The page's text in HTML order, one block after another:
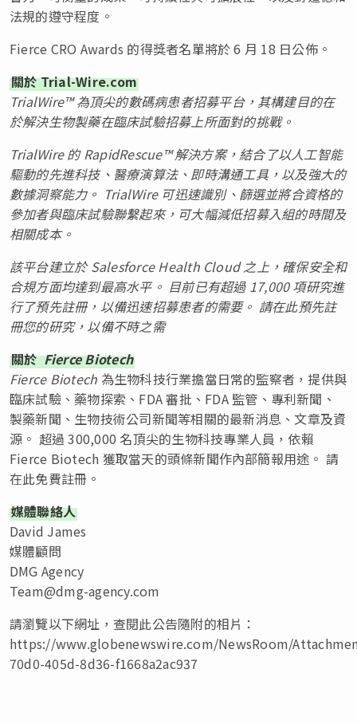
法規的遵守程度。
Fierce CRO Awards 的得獎者名單將於 6 月 18 日公佈。
關於 Trial-Wire.com
TrialWire™為頂尖的數碼病患者招募平台，其構建目的在
於解決生物製藥在臨床試驗招募上所面對的挑戰。
TrialWire 的 RapidRescue™ 解決方案，結合了以人工智能
驅動的先進科技、醫療演算法、即時溝通工具，以及強大的
數據洞察能力。 TrialWire 可迅速識別、篩選並將合資格的
參加者與臨床試驗聯繫起來，可大幅減低招募入組的時間及
相關成本。
該平台建立於 Salesforce Health Cloud 之上，確保安全和
合規方面均達到最高水平。 目前已有超過 17,000 項研究進
行了預先註冊，以備迅速招募患者的需要。 請在此預先註
冊您的研究，以備不時之需
關於Fierce Biotech
Fierce Biotech 為生物科技行業擔當日常的監察者，提供與
臨床試驗、藥物探索、FDA 審批、FDA 監管、專利新聞、
製藥新聞、生物技術公司新聞等相關的最新消息、文章及資
源。 超過 300,000 名頂尖的生物科技專業人員，依賴
Fierce Biotech 獲取當天的頭條新聞作內部簡報用途。 請
在此免費註冊。
媒體聯絡人
David James
媒體顧問
DMG Agency
Team@dmg-agency.com
請瀏覽以下網址，查閱此公告隨附的相片：
https://www.globenewswire.com/NewsRoom/
70d0-405d-8d36-f1668a2ac937